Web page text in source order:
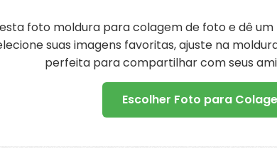
foto moldura para colagem de foto e dê um
suas imagens favoritas, ajuste na
perfeita para compartilhar com seus
Escolher Foto para